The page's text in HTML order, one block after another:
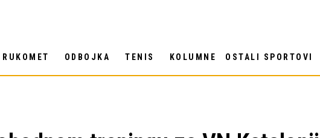
RUKOMET ODBOJKA TENIS KOLUMNE OSTALI SPORTOVI